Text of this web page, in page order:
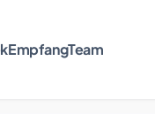
EmpfangTeam